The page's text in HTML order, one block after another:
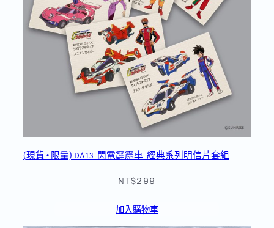
(現貨 • 限量) DA13_閃電霹靂車_經典系列明信片套組
NT$299
加入購物車